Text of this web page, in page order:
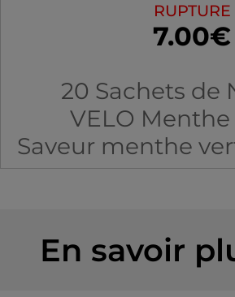
RUPTURE
7.00€
20 Sachets de
VELO Menthe
Saveur menthe
fraîcheur du
*Ce produit n'est
En savoir